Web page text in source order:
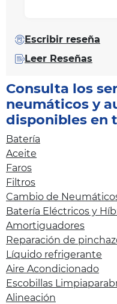
Escribir reseña
Leer Reseñas
Consulta los
neumáticos y
disponibles en
Batería
Aceite
Faros
Filtros
Cambio de
Batería Eléctricos y
Amortiguadores
Reparación de
Líquido refrigerante
Aire Acondicionado
Escobillas
Alineación